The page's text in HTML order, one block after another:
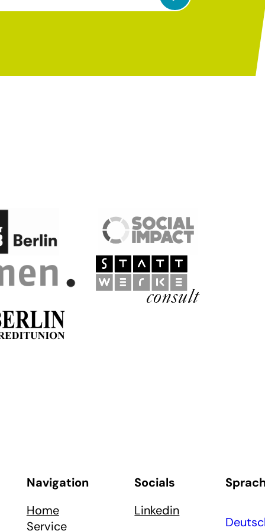
Navigation
Home
Service
Socials
Linkedin